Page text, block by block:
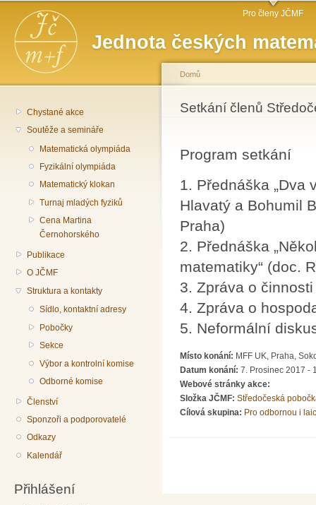
Jednota českých
Hlavní menu Pro členy JČMF
Chystané akce
Soutěže a semináře
Matematická olympiáda
Fyzikální olympiáda
Matematický klokan
Turnaj mladých fyziků
Cena Martina
Černohorského
Publikace
O JČMF
Struktura a kontakty
Sídlo, kontaktní adresy
Pobočky
Sekce
Výbor a kontrolní komise
Odborné komise
Členství
Sponzoři a podporovatelé
Odkazy
Kalendář
Přihlášení
Jste zde
Domů
Setkání členů
Program setkání
1. Přednáška „Dva
Hlavatý a Bohumil
Praha)
2. Přednáška
matematiky“ (doc.
3. Zpráva o
4. Zpráva o
5. Neformální
Místo konání: MFF UK, Praha,
Datum konání: 7. Prosinec 2017 -
Webové stránky akce:
Složka JČMF: Středočeská
Cílová skupina: Pro odbornou i